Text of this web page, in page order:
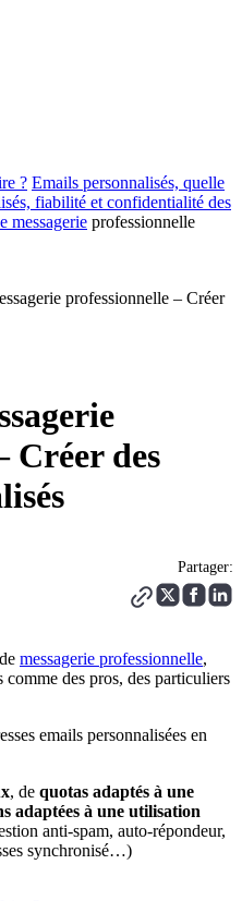
? Emails personnalisés, quelle
fiabilité et confidentialité des
messagerie professionnelle
professionnelle – Créer
Créer des
Partager:
messagerie professionnelle,
comme des pros, des particuliers
emails personnalisées en
, de quotas adaptés à une
adaptées à une utilisation
anti-spam, auto-répondeur,
synchronisé…)